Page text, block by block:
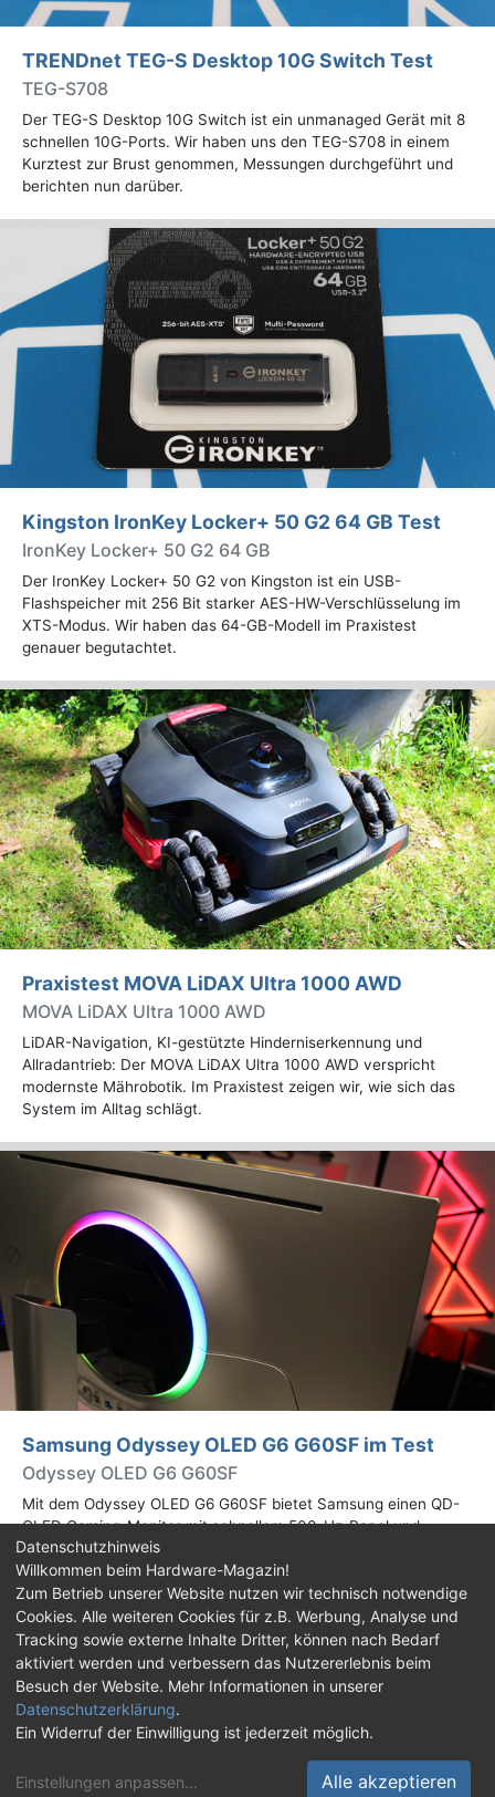
TRENDnet TEG-S Desktop 10G Switch Test
TEG-S708
Der TEG-S Desktop 10G Switch ist ein unmanaged Gerät mit 8
schnellen 10G-Ports. Wir haben uns den TEG-S708 in einem
Kurztest zur Brust genommen, Messungen durchgeführt und
berichten nun darüber.
Kingston IronKey Locker+ 50 G2 64 GB Test
IronKey Locker+ 50 G2 64 GB
Der IronKey Locker+ 50 G2 von Kingston ist ein USB-
Flashspeicher mit 256 Bit starker AES-HW-Verschlüsselung im
XTS-Modus. Wir haben das 64-GB-Modell im Praxistest
genauer begutachtet.
Praxistest MOVA LiDAX Ultra 1000 AWD
MOVA LiDAX Ultra 1000 AWD
LiDAR-Navigation, KI-gestützte Hinderniserkennung und
Allradantrieb: Der MOVA LiDAX Ultra 1000 AWD verspricht
modernste Mährobotik. Im Praxistest zeigen wir, wie sich das
System im Alltag schlägt.
Samsung Odyssey OLED G6 G60SF im Test
Odyssey OLED G6 G60SF
Mit dem Odyssey OLED G6 G60SF bietet Samsung einen QD-
OLED Gaming-Monitor mit schnellem 500-Hz-Panel und
WQHD-Auflösung an. Wir haben den 27 Zoll großen Monitor auf
Herz und Nieren geprüft.
Impressum| Kontakt |Jobs |Datenschutz |
Consent‑Einstellungen |Haftungsausschluss
Feed Facebook
Twitch
Discord
© Copyright 2001 - 2026 Hardware-Magazin
Datenschutzhinweis
Willkommen beim Hardware-Magazin!
Zum Betrieb unserer Website nutzen wir technisch notwendige
Cookies. Alle weiteren Cookies für z.B. Werbung, Analyse und
Tracking sowie externe Inhalte Dritter, können nach Bedarf
aktiviert werden und verbessern das Nutzererlebnis beim
Besuch der Website. Mehr Informationen in unserer
Datenschutzerklärung.
Ein Widerruf der Einwilligung ist jederzeit möglich.
Einstellungen anpassen... Alle akzeptieren